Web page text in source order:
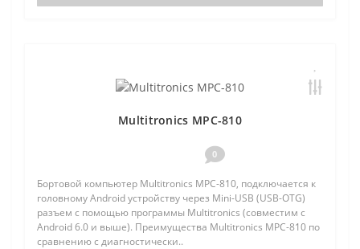
Multitronics MPC-810
0
Бортовой компьютер Multitronics MPC-810, подключается к
головному Android устройству через Mini-USB (USB-OTG)
разъем с помощью программы Multitronics (совместим с
Android 6.0 и выше). Преимущества Multitronics MPC-810 по
сравнению с диагностически..